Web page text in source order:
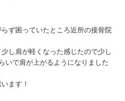
ず困っていたところ近所の接骨院
し肩が軽くなった感じたので少し
いで肩が上がるようになりました
ます！